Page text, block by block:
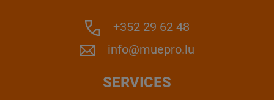
+352 29 62 48
info@muepro.lu
SERVICES